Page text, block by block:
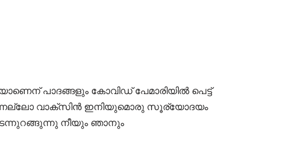
പാദങ്ങളും കോവിഡ് പേമാരിയിൽ പെട്ട്
വാക്‌സിൻ ഇനിയുമൊരു സൂര്യോദയം
നീയും ഞാനും